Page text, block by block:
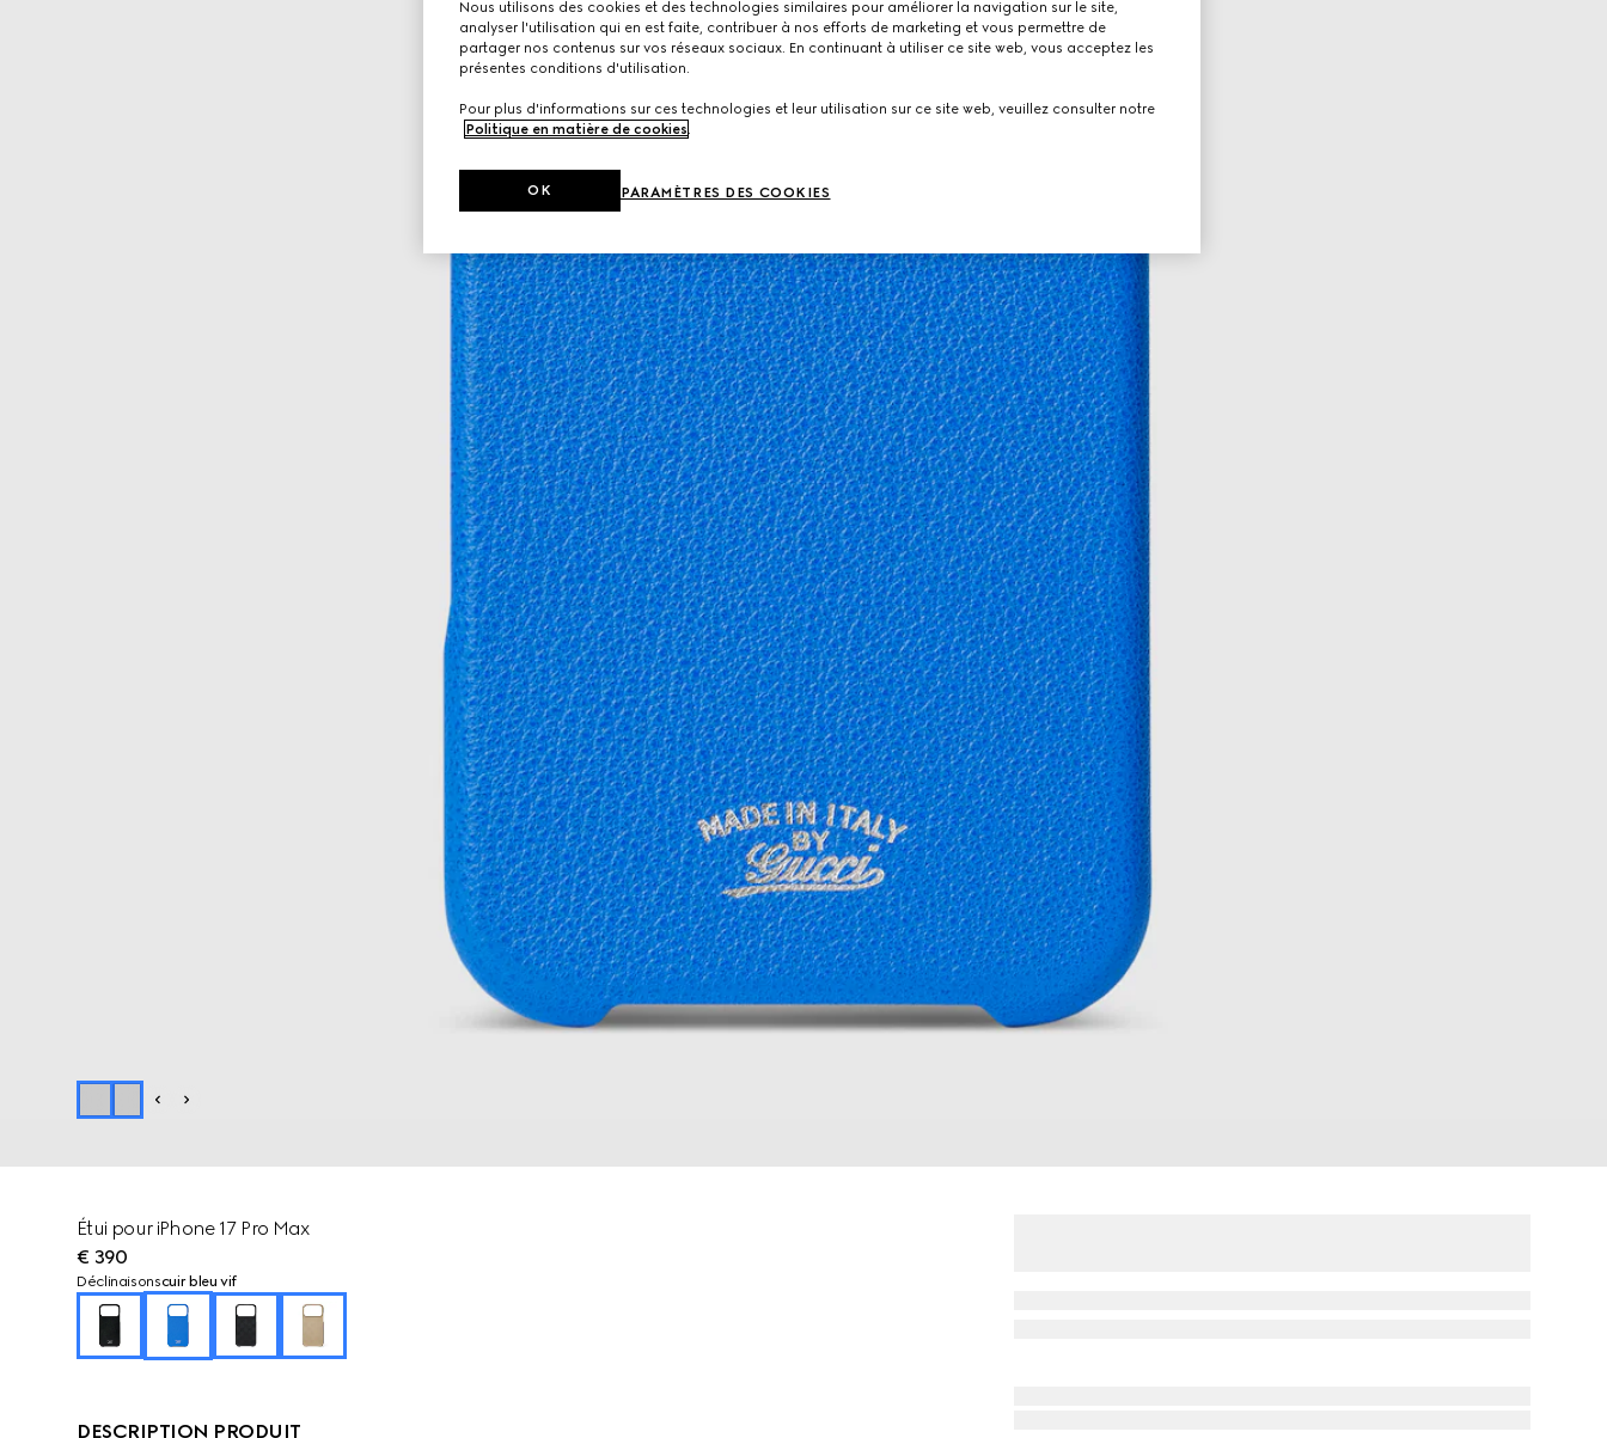
Étui pour iPhone 17 Pro Max
€ 390
Déclinaisonscuir bleu vif
DESCRIPTION PRODUIT
Nous utilisons des cookies et des technologies similaires pour améliorer la navigation sur le site,
analyser l'utilisation qui en est faite, contribuer à nos efforts de marketing et vous permettre de
partager nos contenus sur vos réseaux sociaux. En continuant à utiliser ce site web, vous acceptez les
présentes conditions d'utilisation.
Pour plus d'informations sur ces technologies et leur utilisation sur ce site web, veuillez consulter notre
Politique en matière de cookies
PARAMÈTRES DES COOKIES
OK